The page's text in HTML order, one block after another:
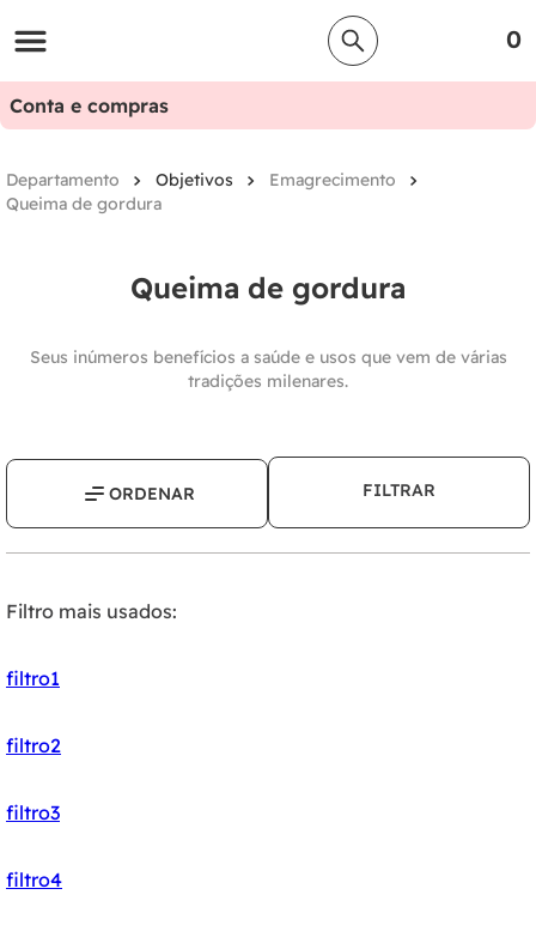
0
Conta e compras
Objetivos
Emagrecimento
Queima de gordura
Queima de gordura
Seus inúmeros benefícios a saúde e usos que vem de várias
tradições milenares.
FILTRAR
Filtro mais usados:
filtro1
filtro2
filtro3
filtro4